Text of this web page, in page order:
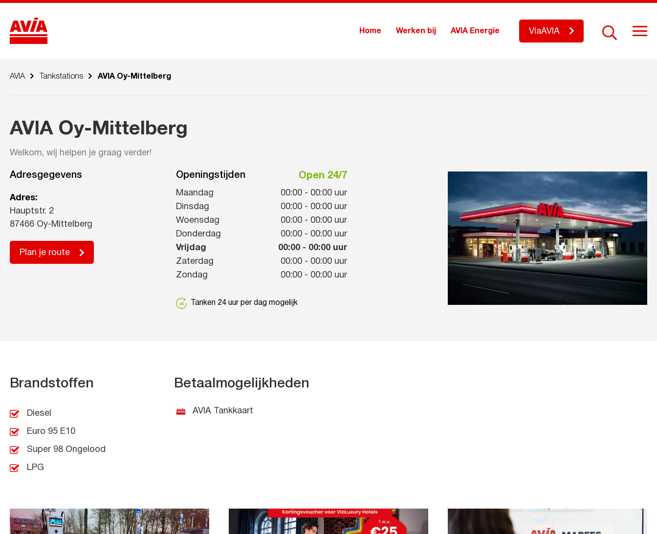
Home Werken bij AVIA Energie ViaAVIA
AVIA Tankstations AVIA Oy-Mittelberg
AVIA Oy-Mittelberg
Welkom, wij helpen je graag verder!
Adresgegevens
Adres:
Hauptstr. 2
87466 Oy-Mittelberg
Plan je route
Openingstijden Open 24/7
Maandag 00:00 - 00:00 uur
Dinsdag
00:00 - 00:00 uur
Woensdag
00:00 - 00:00 uur
Donderdag
00:00 - 00:00 uur
Vrijdag
00:00 - 00:00 uur
Zaterdag
00:00 - 00:00 uur
Zondag
00:00 - 00:00 uur
Tanken 24 uur per dag mogelijk
Brandstoffen
Diesel
Euro 95 E10
Super 98 Ongelood
LPG
Betaalmogelijkheden
AVIA Tankkaart